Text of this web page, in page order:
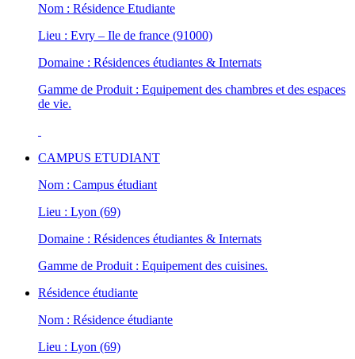
Nom : Résidence Etudiante
Lieu : Evry – Ile de france (91000)
Domaine : Résidences étudiantes & Internats
Gamme de Produit : Equipement des chambres et des espaces
de vie.
CAMPUS ETUDIANT
Nom : Campus étudiant
Lieu : Lyon (69)
Domaine : Résidences étudiantes & Internats
Gamme de Produit : Equipement des cuisines.
Résidence étudiante
Nom : Résidence étudiante
Lieu : Lyon (69)